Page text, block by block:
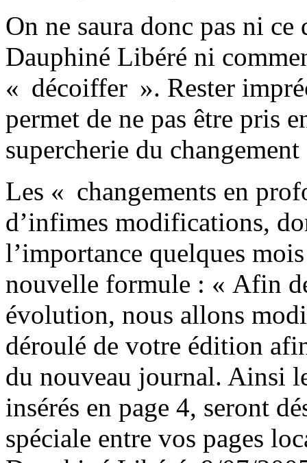
On ne saura donc pas ni
Dauphiné Libéré ni
« décoiffer ». Rester
permet de ne pas être pris
supercherie du
Les « changements en
d’infimes modifications,
l’importance quelques
nouvelle formule : « Afin
évolution, nous allons
déroulé de votre édition
du nouveau journal. Ainsi
insérés en page 4, seront
spéciale entre vos pages